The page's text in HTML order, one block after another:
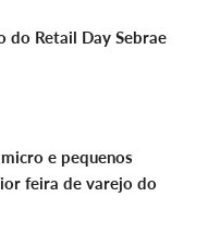
do Retail Day Sebrae
e pequenos
feira de varejo do